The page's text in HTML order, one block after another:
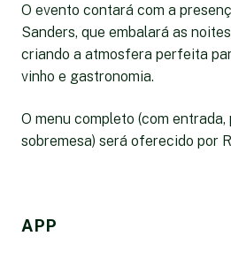
O evento contará com a
Sanders, que embalará as
criando a atmosfera perfeita
vinho e gastronomia.
O menu completo (com
sobremesa) será oferecido por
APP